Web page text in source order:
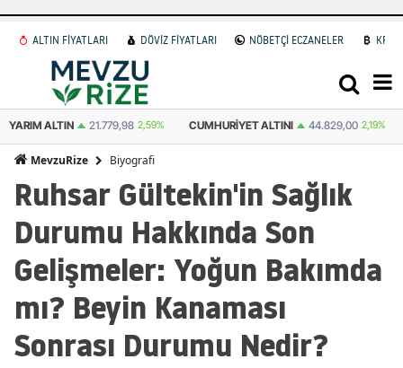
ALTIN FİYATLARI DÖVİZ FİYATLARI NÖBETÇİ ECZANELER
CUMHURIYET ALTINI 44.829,00 2,19% ATA ALTIN 44.531,00 2,59%
MevzuRize Biyografi
Ruhsar Gültekin'in Sağlık
Durumu Hakkında Son
Gelişmeler: Yoğun Bakımda
mı? Beyin Kanaması
Sonrası Durumu Nedir?